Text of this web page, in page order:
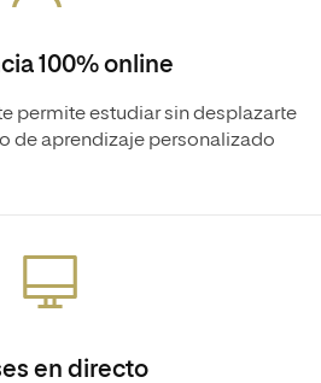
100% online
permite estudiar sin desplazarte
de aprendizaje personalizado
en directo